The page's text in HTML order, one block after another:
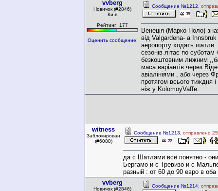
vvberg
Новичок (#2846)
Київ
Рейтинг: 177
Оценить сообщение!
Сообщение №1212 ,
Венеція (Марко Поло)
від Valgardena- a
аеропорту ходять шатли.
сезонів літає по
безкоштовним лижним
маса варіантів через
авіалініями , або через
протягом всього тиждня
ніж у KolomoyVaffe.
witness
Заблокирован
(#6088)
Сообщение №1213 , отправлено
да с Шатлами всё понятно -
Бергамо и с Тревизо и с
разный : от 60 до 90 евро в
vvberg
Новичок (#2846)
Сообщение №1214 ,